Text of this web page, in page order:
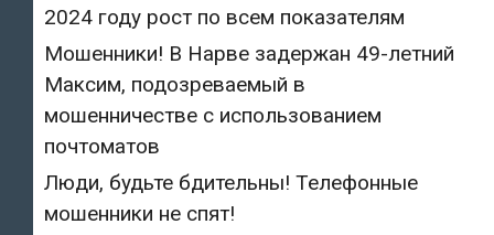
2024 году рост по всем показателям
Мошенники! В Нарве задержан 49-летний
Максим, подозреваемый в
мошенничестве с использованием
почтоматов
Люди, будьте бдительны! Телефонные
мошенники не спят!